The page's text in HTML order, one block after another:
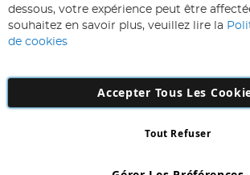
d’information
:
Inscription
dessous, votre expérience peut être
souhaitez en savoir plus, veuillez lire la
de cookies
Accepter Tous Les
Tout Refuser